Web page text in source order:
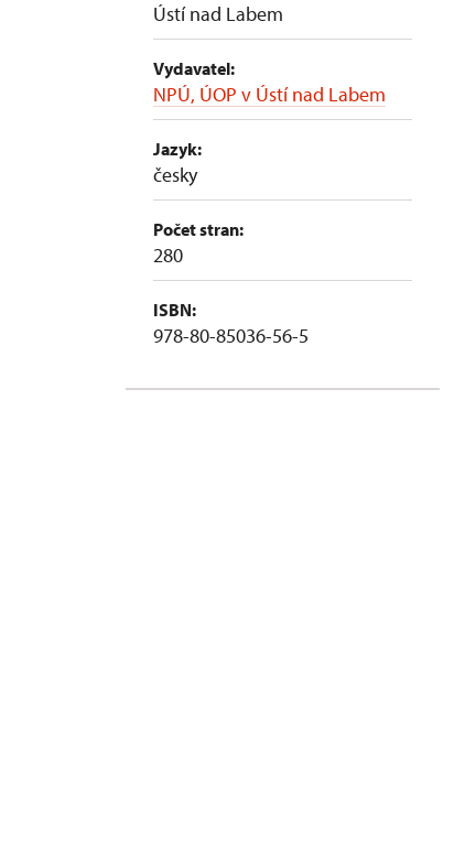
Ústí nad Labem
Vydavatel:
NPÚ, ÚOP v Ústí nad Labem
Jazyk:
česky
Počet stran:
280
ISBN:
978-80-85036-56-5